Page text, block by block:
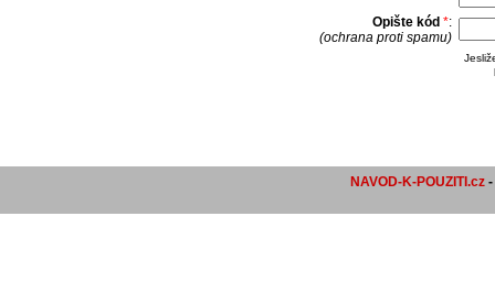
Opište kód *:
(ochrana proti spamu)
NAVOD-K-POUZITI.cz